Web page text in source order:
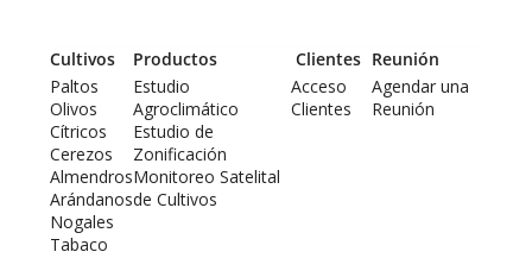
Cultivos
Paltos
Olivos
Cítricos
Cerezos
Almendros
Arándanos
Nogales
Tabaco
Productos
Estudio
Agroclimático
Estudio de
Zonificación
Monitoreo Satelital
de Cultivos
Clientes
Acceso
Clientes
Reunión
Agendar una
Reunión